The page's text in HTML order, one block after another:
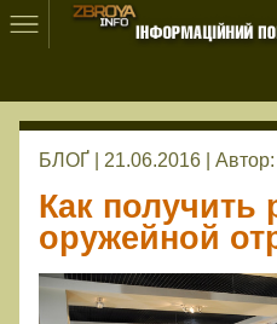
БЛОҐ | 21.06.2016 | Автор:
Как получить
оружейной